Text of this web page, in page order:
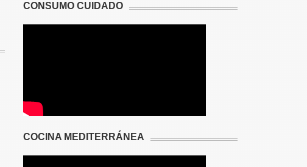
CONSUMO CUIDADO
COCINA MEDITERRÁNEA